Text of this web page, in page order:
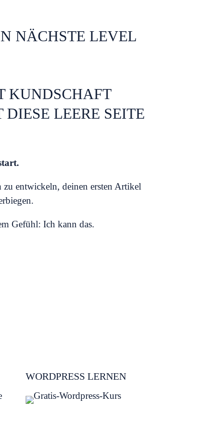
NÄCHSTE LEVEL
KUNDSCHAFT
LEERE SEITE
entwickeln, deinen ersten Artikel
Gefühl: Ich kann das.
WORDPRESS LERNEN